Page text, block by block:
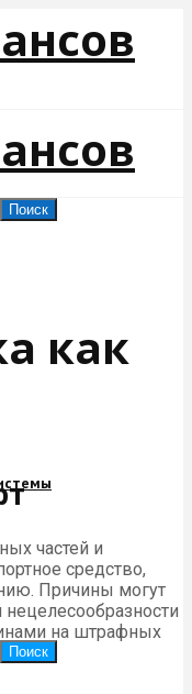
Поиск
Поиск
как
частей и
средство,
Причины могут
на штрафных